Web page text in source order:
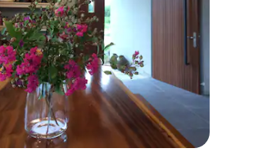
van 4,92 op 5, 25 recensies